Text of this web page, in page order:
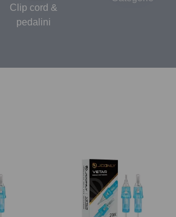
Clip cord &
pedalini